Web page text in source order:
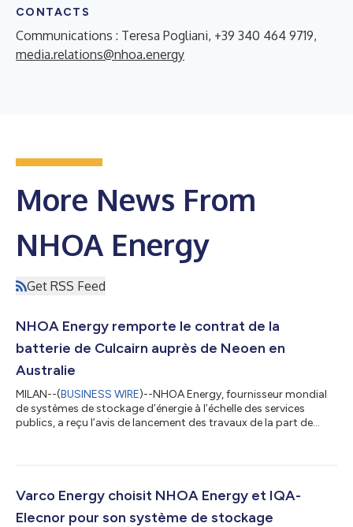
CONTACTS
Communications : Teresa Pogliani, +39 340 464 9719,
media.relations@nhoa.energy
More News From
NHOA Energy
Get RSS Feed
NHOA Energy remporte le contrat de la
batterie de Culcairn auprès de Neoen en
Australie
MILAN--(BUSINESS WIRE)--NHOA Energy, fournisseur mondial
de systèmes de stockage d’énergie à l’échelle des services
publics, a reçu l’avis de lancement des travaux de la part de
(Batterie de Culcairn) de cette dernière, un projet de 215 MW /
Australie. Le projet sera réalisé dans le cadre d’un contrat EPC
Varco Energy choisit NHOA Energy et IQA-
Elecnor pour son système de stockage